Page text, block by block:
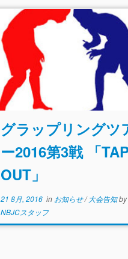
グラップリングツ
ー2016第3戦 「
OUT」
21 8月, 2016in お知らせ/大会告知by
NBJCスタッフ